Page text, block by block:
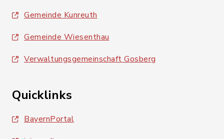
Gemeinde Kunreuth
Gemeinde Wiesenthau
Verwaltungsgemeinschaft Gosberg
Quicklinks
BayernPortal